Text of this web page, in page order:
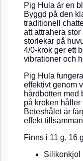
Pig Hula är en
Byggd på den
traditionell
att attrahera
storlekar på
4/0-krok ger ett
vibrationer och
Pig Hula
effektivt genom
hårdbotten med
på kroken håller
Beteshålet är
effekt
Finns i 11 g, 16
Silikonkjol